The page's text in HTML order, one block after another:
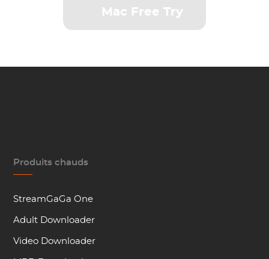
Mac Free Try
Produits chauds
StreamGaGa One
Adult Downloader
Video Downloader